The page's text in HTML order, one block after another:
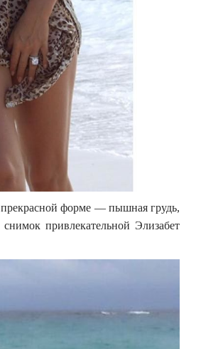
прекрасной форме — пышная грудь,
привлекательной Элизабет